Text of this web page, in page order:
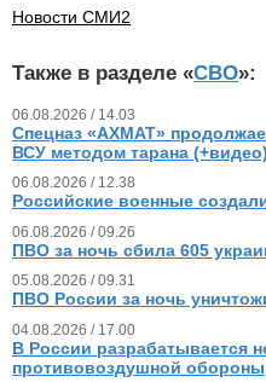
Новости СМИ2
Также в разделе «СВО»:
06.08.2026 / 14.03
Спецназ «АХМАТ»
ВСУ методом тарана (+видео)
06.08.2026 / 12.38
Российские военные
06.08.2026 / 09.26
ПВО за ночь сбила 605
05.08.2026 / 09.31
ПВО России за ночь
04.08.2026 / 17.00
В России разрабатывается
противовоздушной обороны